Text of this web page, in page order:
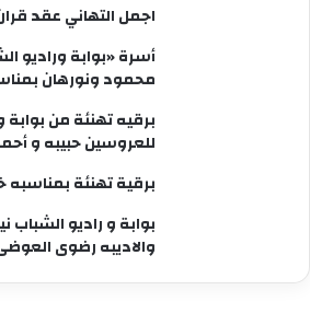
اجمل التهاني عقد
أسرة «بوابة وراديو
محمود ونورهان
برقيه تهنئة من بوابة
للعروسين حبيبه و
برقية تهنئة
بوابة و راديو الشباب
والاديبه رضوى